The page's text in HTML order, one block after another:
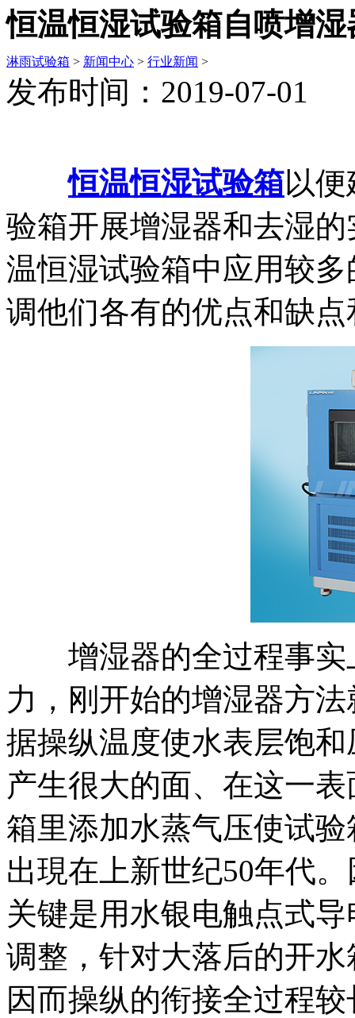
恒温恒湿试验箱自喷增湿
淋雨试验箱 > 新闻中心 > 行业新闻 >
发布时间：2019-07-01
恒温恒湿试验箱以
验箱开展增湿器和去湿
温恒湿试验箱中应用较
调他们各有的优点和缺
增湿器的全过程事实
力，刚开始的增湿器方
据操纵温度使水表层饱
产生很大的面、在这一
箱里添加水蒸气压使试
出現在上新世纪50年代
关键是用水银电触点式
调整，针对大落后的开
因而操纵的衔接全过程